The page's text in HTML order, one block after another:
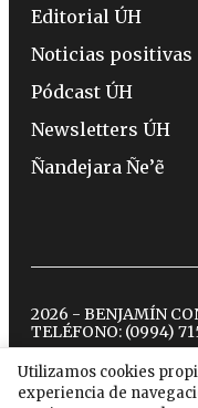
Utilizamos cookies
experiencia de
Editorial ÚH
Noticias positivas
Pódcast ÚH
Newsletters ÚH
Ñandejara Ñe’ẽ
2026 - BENJAMÍN
TELÉFONO: (0994)